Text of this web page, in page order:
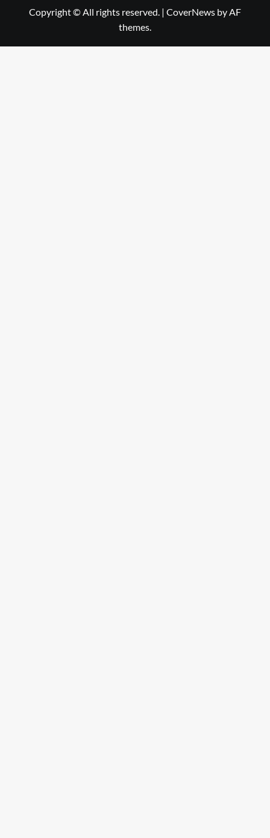
Copyright © All rights reserved. | CoverNews by AF
themes.